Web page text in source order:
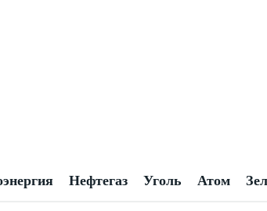
Нефтегаз Уголь Атом